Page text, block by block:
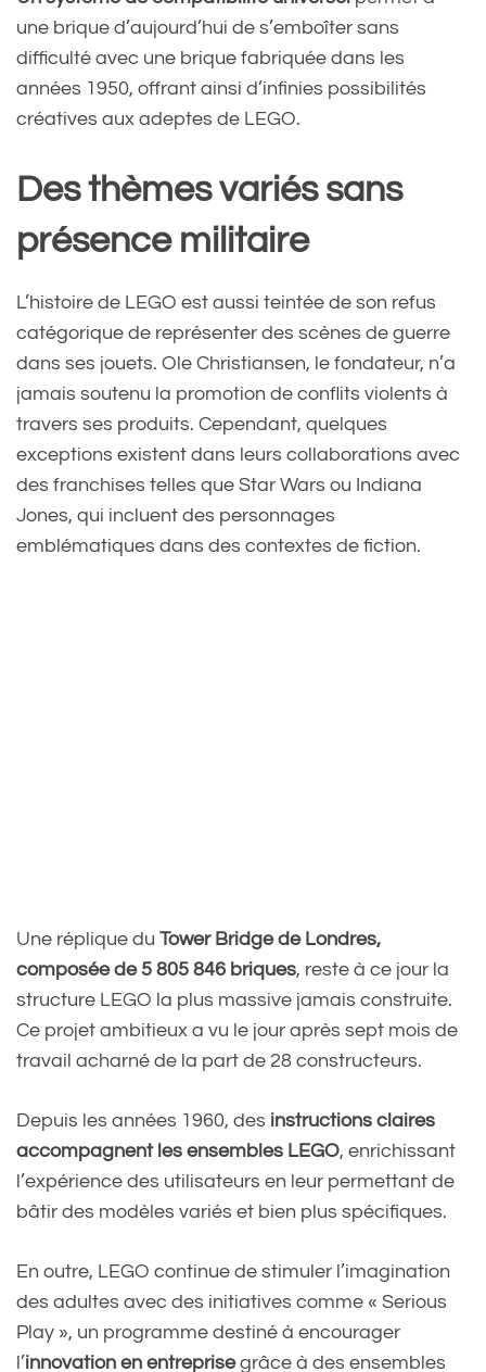
une brique d’aujourd’hui de s’emboîter sans
difficulté avec une brique fabriquée dans les
années 1950, offrant ainsi d’infinies possibilités
créatives aux adeptes de LEGO.
Des thèmes variés sans
présence militaire
L’histoire de LEGO est aussi teintée de son refus
catégorique de représenter des scènes de guerre
dans ses jouets. Ole Christiansen, le fondateur, n’a
jamais soutenu la promotion de conflits violents à
travers ses produits. Cependant, quelques
exceptions existent dans leurs collaborations avec
des franchises telles que Star Wars ou Indiana
Jones, qui incluent des personnages
emblématiques dans des contextes de fiction.
Une réplique du Tower Bridge de Londres,
composée de 5 805 846 briques, reste à ce jour la
structure LEGO la plus massive jamais construite.
Ce projet ambitieux a vu le jour après sept mois de
travail acharné de la part de 28 constructeurs.
Depuis les années 1960, des instructions claires
accompagnent les ensembles LEGO, enrichissant
l’expérience des utilisateurs en leur permettant de
bâtir des modèles variés et bien plus spécifiques.
En outre, LEGO continue de stimuler l’imagination
des adultes avec des initiatives comme « Serious
Play », un programme destiné à encourager
l’innovation en entreprisegrâce à des ensembles